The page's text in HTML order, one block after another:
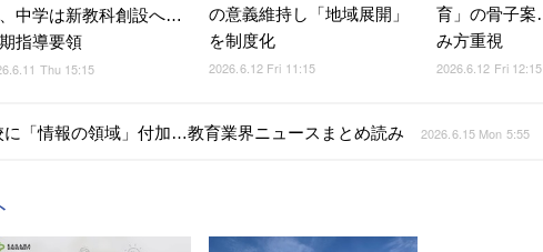
中学は新教科創設へ…
指導要領
Thu 15:15
の意義維持し「地域展開」
を制度化
2026.6.12 Fri 11:15
育」の骨子
み方重視
2026.6.12 Fri 12:15
「情報の領域」付加…教育業界ニュースまとめ読み 2026.6.15 Mon 5:55